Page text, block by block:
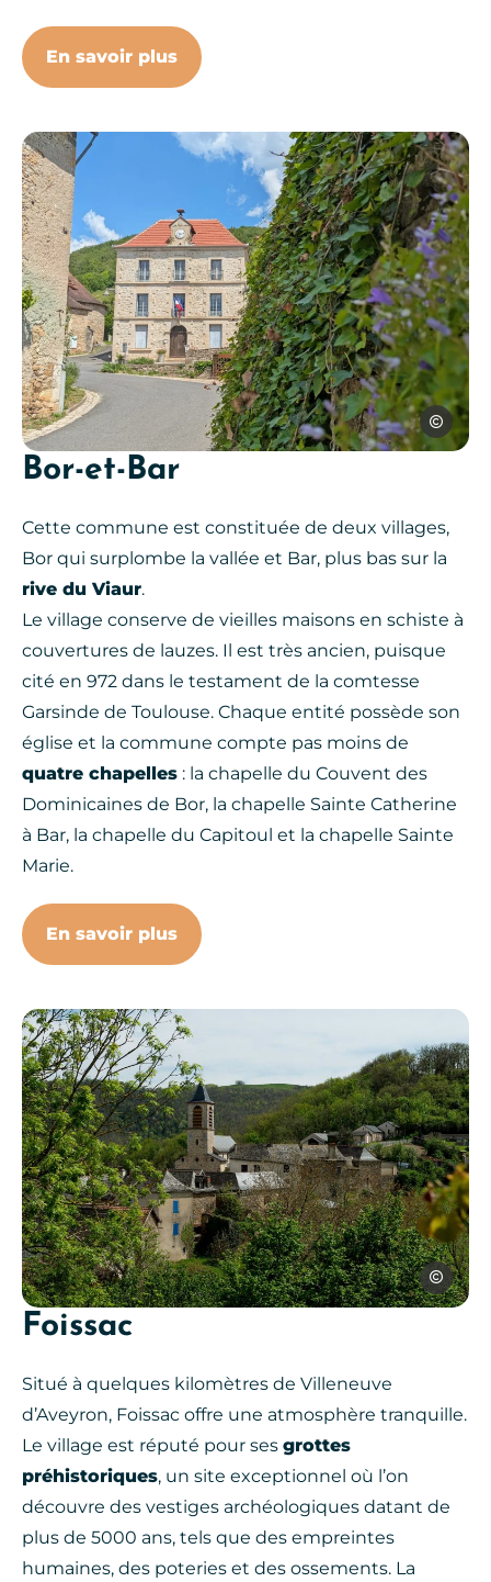
SPL
En savoir plus
Bor-et-Bar
Cette commune est constituée de deux villages,
Bor qui surplombe la vallée et Bar, plus bas sur la
rive du Viaur.
Le village conserve de vieilles maisons en schiste à
couvertures de lauzes. Il est très ancien, puisque
cité en 972 dans le testament de la comtesse
Garsinde de Toulouse. Chaque entité possède son
église et la commune compte pas moins de
quatre chapelles : la chapelle du Couvent des
Dominicaines de Bor, la chapelle Sainte Catherine
à Bar, la chapelle du Capitoul et la chapelle Sainte
Marie.
En savoir plus
Sylvie
Foissac
Situé à quelques kilomètres de Villeneuve
d’Aveyron, Foissac offre une atmosphère tranquille.
Le village est réputé pour ses grottes
préhistoriques, un site exceptionnel où l’on
découvre des vestiges archéologiques datant de
plus de 5000 ans, tels que des empreintes
humaines, des poteries et des ossements. La